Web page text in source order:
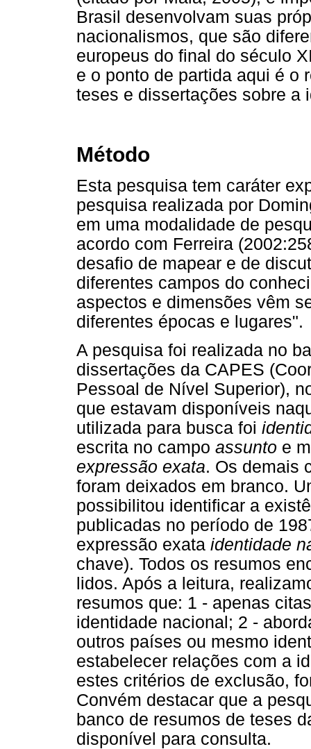
Brasil desenvolvam suas
nacionalismos, que são
europeus do final do século
e o ponto de partida aqui é o
teses e dissertações sobre a
Método
Esta pesquisa tem caráter
pesquisa realizada por
em uma modalidade de
acordo com Ferreira
desafio de mapear e de
diferentes campos do
aspectos e dimensões vêm
diferentes épocas e lugares".
A pesquisa foi realizada no
dissertações da CAPES
Pessoal de Nível Superior),
que estavam disponíveis
utilizada para busca foi
escrita no campo assunto e
expressão exata. Os demais
foram deixados em branco.
possibilitou identificar a
publicadas no período de
expressão exata identidade
chave). Todos os resumos
lidos. Após a leitura,
resumos que: 1 - apenas
identidade nacional; 2 -
outros países ou mesmo
estabelecer relações com a
estes critérios de exclusão,
Convém destacar que a
banco de resumos de teses
disponível para consulta.